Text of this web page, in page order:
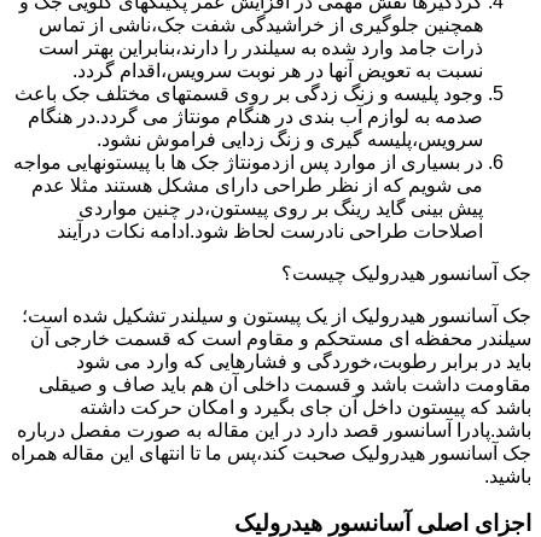
همچنین جلوگیری از خراشیدگی شفت جک،ناشی از تماس
ذرات جامد وارد شده به سیلندر را دارند،بنابراین بهتر است
نسبت به تعویض آنها در هر نوبت سرویس،اقدام گردد.
وجود پلیسه و زنگ زدگی بر روی قسمتهای مختلف جک باعث
صدمه به لوازم آب بندی در هنگام مونتاژ می گردد.در هنگام
سرویس،پلیسه گیری و زنگ زدایی فراموش نشود.
در بسیاری از موارد پس ازدمونتاژ جک ها با پیستونهایی مواجه
می شویم که از نظر طراحی دارای مشکل هستند مثلا عدم
پیش بینی گاید رینگ بر روی پیستون،در چنین مواردی
اصلاحات طراحی نادرست لحاظ شود.ادامه نکات درآیند
جک آسانسور هیدرولیک چیست؟
جک آسانسور هیدرولیک از یک پیستون و سیلندر تشکیل شده است؛
سیلندر محفظه ای مستحکم و مقاوم است که قسمت خارجی آن
باید در برابر رطوبت،خوردگی و فشارهایی که وارد می شود
مقاومت داشت باشد و قسمت داخلی آن هم باید صاف و صیقلی
باشد که پیستون داخل آن جای بگیرد و امکان حرکت داشته
باشد.پادرا آسانسور قصد دارد در این مقاله به صورت مفصل درباره
جک آسانسور هیدرولیک صحبت کند،پس ما تا انتهای این مقاله همراه
باشید.
اجزای اصلی آسانسور هیدرولیک